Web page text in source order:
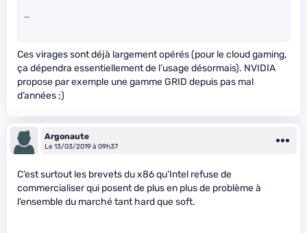
…
Ces virages sont déjà largement opérés (pour le cloud gaming,
ça dépendra essentiellement de l’usage désormais). NVIDIA
propose par exemple une gamme GRID depuis pas mal
d’années ;)
Argonaute
Le 13/03/2019 à 09h37
C’est surtout les brevets du x86 qu’Intel refuse de
commercialiser qui posent de plus en plus de problème à
l’ensemble du marché tant hard que soft.